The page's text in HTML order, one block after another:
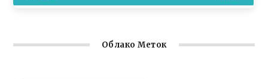
Облако Меток